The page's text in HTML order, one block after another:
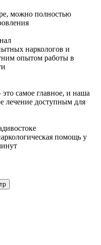
можно полностью
наркологов и
опытом работы в
самое главное, и наша
лечение доступным для
помощь у